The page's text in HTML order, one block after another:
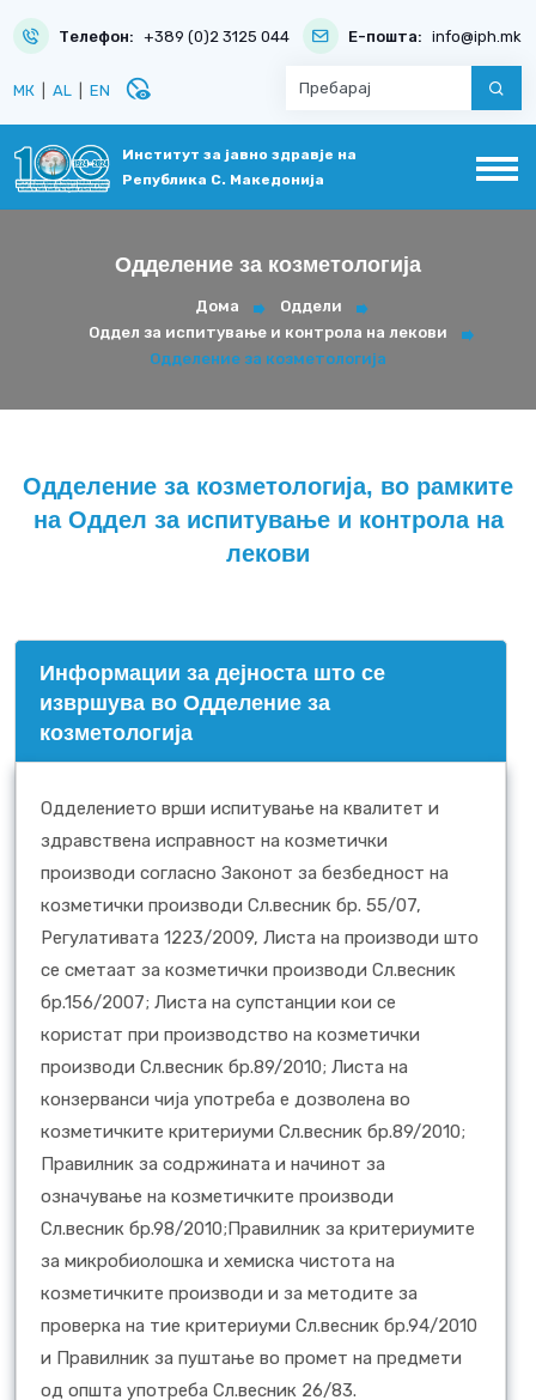
Телефон: +389 (0)2 3125 044 Е-пошта: info@iph.mk
МК AL EN disabled_visible
Институт за јавно здравје на
Република С. Македонија
Одделение за козметологија
Дома
Оддели
Оддел за испитување и контрола на лекови
Одделение за козметологија
Одделение за козметологија, во рамките
на Оддел за испитување и контрола на
лекови
Информации за дејноста што се
извршува во Одделение за
козметологија
Одделението врши испитување на квалитет и
здравствена исправност на козметички
производи согласно Законот за безбедност на
козметички производи Сл.весник бр. 55/07,
Регулативата 1223/2009, Листа на производи што
се сметаат за козметички производи Сл.весник
бр.156/2007; Листа на супстанции кои се
користат при производство на козметички
производи Сл.весник бр.89/2010; Листа на
конзерванси чија употреба е дозволена во
козметичките критериуми Сл.весник бр.89/2010;
Правилник за содржината и начинот за
означување на козметичките производи
Сл.весник бр.98/2010;Правилник за критериумите
за микробиолошка и хемиска чистота на
козметичките производи и за методите за
проверка на тие критериуми Сл.весник бр.94/2010
и Правилник за пуштање во промет на предмети
од општа употреба Сл.весник 26/83.